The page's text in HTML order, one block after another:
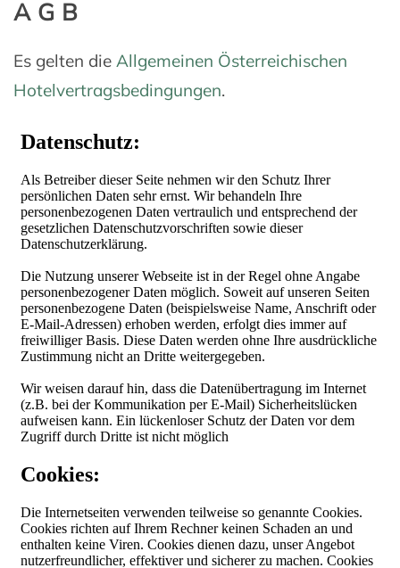
AGB
Es gelten die Allgemeinen Österreichischen
Hotelvertragsbedingungen.